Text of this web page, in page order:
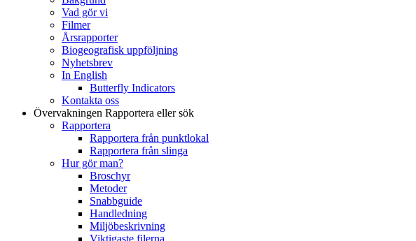
Vad gör vi
Filmer
Årsrapporter
Biogeografisk uppföljning
Nyhetsbrev
In English
Butterfly Indicators
Kontakta oss
Övervakningen Rapportera eller sök
Rapportera
Rapportera från punktlokal
Rapportera från slinga
Hur gör man?
Broschyr
Metoder
Snabbguide
Handledning
Miljöbeskrivning
Viktigaste filerna